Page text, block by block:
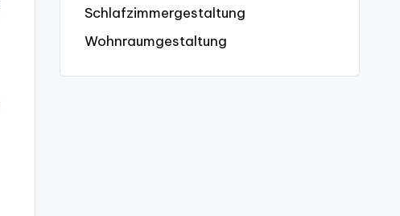
Schlafzimmergestaltung
Wohnraumgestaltung